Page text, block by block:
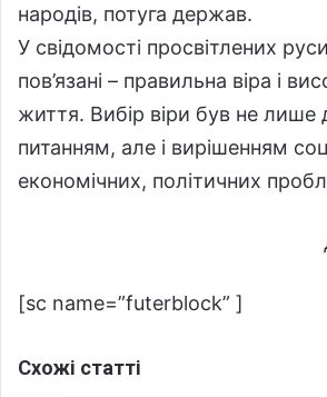
народів, потуга держав.
У свідомості просвітлених
пов’язані – правильна віра і
життя. Вибір віри був не лише
питанням, але і вирішенням
економічних, політичних
[sc name=”futerblock” ]
Схожі статті